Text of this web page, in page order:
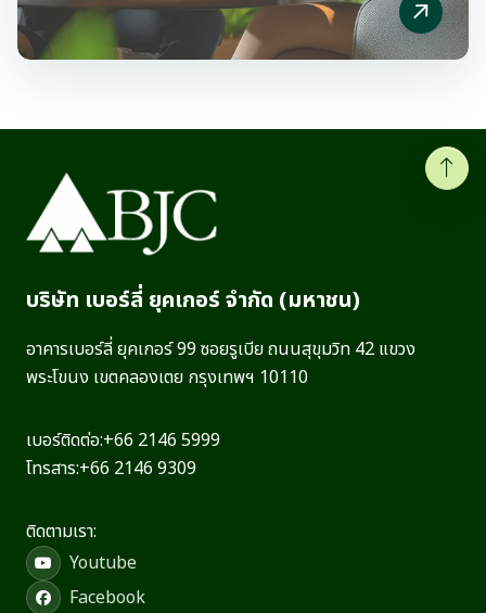
บริษัท เบอร์ลี่ ยุคเกอร์ จำกัด (มหาชน)
อาคารเบอร์ลี่ ยุคเกอร์ 99 ซอยรูเบีย ถนนสุขุมวิท 42 แขวง
พระโขนง เขตคลองเตย กรุงเทพฯ 10110
เบอร์ติดต่อ:+66 2146 5999
โทรสาร:+66 2146 9309
ติดตามเรา:
Youtube
Facebook